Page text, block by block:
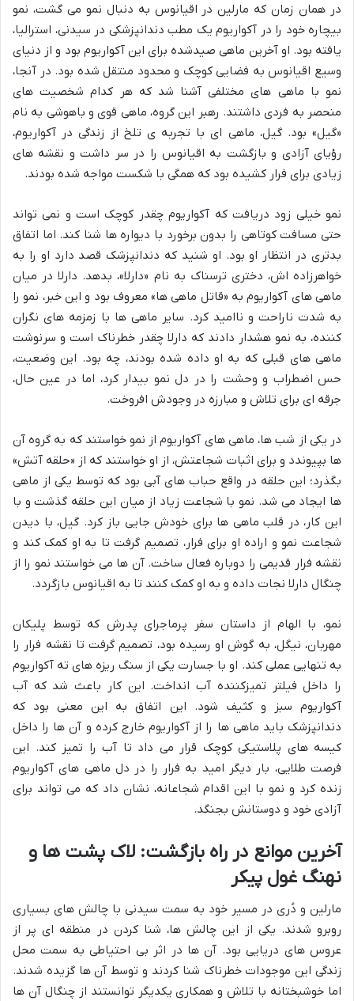
در همان زمان که مارلین در اقیانوس به دنبال نمو می گشت، نمو
بیچاره خود را در آکواریوم یک مطب دندانپزشکی در سیدنی، استرالیا،
یافته بود. او آخرین ماهی صیدشده برای این آکواریوم بود و از دنیای
وسیع اقیانوس به فضایی کوچک و محدود منتقل شده بود. در آنجا،
نمو با ماهی های مختلفی آشنا شد که هر کدام شخصیت های
منحصر به فردی داشتند. رهبر این گروه، ماهی قوی و باهوشی به نام
«گیل» بود. گیل، ماهی ای با تجربه ی تلخ از زندگی در آکواریوم،
رؤیای آزادی و بازگشت به اقیانوس را در سر داشت و نقشه های
زیادی برای فرار کشیده بود که همگی با شکست مواجه شده بودند.
نمو خیلی زود دریافت که آکواریوم چقدر کوچک است و نمی تواند
حتی مسافت کوتاهی را بدون برخورد با دیواره ها شنا کند. اما اتفاق
بدتری در انتظار او بود. او شنید که دندانپزشک قصد دارد او را به
خواهرزاده اش، دختری ترسناک به نام «دارلا»، بدهد. دارلا در میان
ماهی های آکواریوم به «قاتل ماهی ها» معروف بود و این خبر، نمو را
به شدت ناراحت و ناامید کرد. سایر ماهی ها با زمزمه های نگران
کننده، به نمو هشدار دادند که دارلا چقدر خطرناک است و سرنوشت
ماهی های قبلی که به او داده شده بودند، چه بود. این وضعیت،
حس اضطراب و وحشت را در دل نمو بیدار کرد، اما در عین حال،
جرقه ای برای تلاش و مبارزه در وجودش افروخت.
در یکی از شب ها، ماهی های آکواریوم از نمو خواستند که به گروه آن
ها بپیوندد و برای اثبات شجاعتش، از او خواستند که از «حلقه آتش»
بگذرد؛ این حلقه در واقع حباب های آبی بود که توسط یکی از ماهی
ها ایجاد می شد. نمو با شجاعت زیاد از میان این حلقه گذشت و با
این کار، در قلب ماهی ها برای خودش جایی باز کرد. گیل، با دیدن
شجاعت نمو و اراده او برای فرار، تصمیم گرفت تا به او کمک کند و
نقشه فرار قدیمی را دوباره فعال ساخت. آن ها می خواستند نمو را از
چنگال دارلا نجات داده و به او کمک کنند تا به اقیانوس بازگردد.
نمو، با الهام از داستان سفر پرماجرای پدرش که توسط پلیکان
مهربان، نیگل، به گوش او رسیده بود، تصمیم گرفت تا نقشه فرار را
به تنهایی عملی کند. او با جسارت یکی از سنگ ریزه های ته آکواریوم
را داخل فیلتر تمیزکننده آب انداخت. این کار باعث شد که آب
آکواریوم سبز و کثیف شود. این اتفاق به این معنی بود که
دندانپزشک باید ماهی ها را از آکواریوم خارج کرده و آن ها را داخل
کیسه های پلاستیکی کوچک قرار می داد تا آب را تمیز کند. این
فرصت طلایی، بار دیگر امید به فرار را در دل ماهی های آکواریوم
زنده کرد و نمو با این اقدام شجاعانه، نشان داد که می تواند برای
آزادی خود و دوستانش بجنگد.
آخرین موانع در راه بازگشت: لاک پشت ها و
نهنگ غول پیکر
مارلین و دُری در مسیر خود به سمت سیدنی با چالش های بسیاری
روبرو شدند. یکی از این چالش ها، شنا کردن در منطقه ای پر از
عروس های دریایی بود. آن ها در اثر بی احتیاطی به سمت محل
زندگی این موجودات خطرناک شنا کردند و توسط آن ها گزیده شدند.
اما خوشبختانه با تلاش و همکاری یکدیگر توانستند از چنگال آن ها